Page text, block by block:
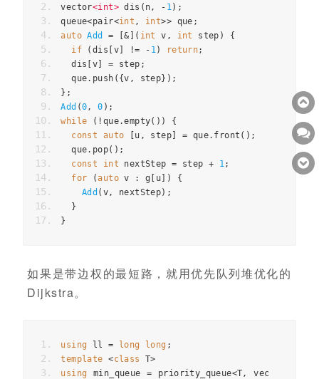
vector<int> dis ( n , - 1 );
queue<pair<int , int>> que ;
auto Add = [& ]( int v , int step )
{
if
( dis [v] != - 1 ) return;
dis [v] = step ;
que. push ({v , step});
};
Add (0 , 0 );
while
( ! que.empty())
{
const
auto [u , step] = que. front ();
que. pop();
const
int nextStep = step + 1 ;
for
(auto v : g [ u])
{
Add ( v , nextStep);
}
}
如果是带边权的最短路，就用优先队列堆优化的
Dijkstra。
using ll = long long ;
template <class T>
using
min_queue = priority_queue<T ,
vec